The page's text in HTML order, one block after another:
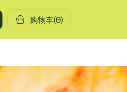
购物车(0)